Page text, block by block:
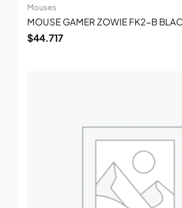
Mouses
MOUSE GAMER ZOWIE FK2-B
$44.717